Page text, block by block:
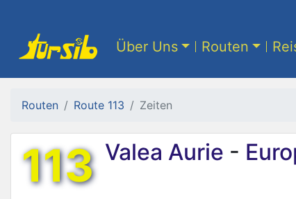
Über Uns Routen
Routen Route 113 Zeiten
113 Valea Aurie -